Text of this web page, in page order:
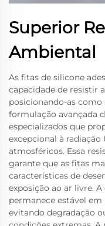
Superior
Ambiental
As fitas de silicone
capacidade de resistir
posicionando-as como
formulação avançada
especializados que
excepcional à radiação
atmosféricos. Essa
garante que as fitas
características de
exposição ao ar livre.
permanece estável
evitando degradação